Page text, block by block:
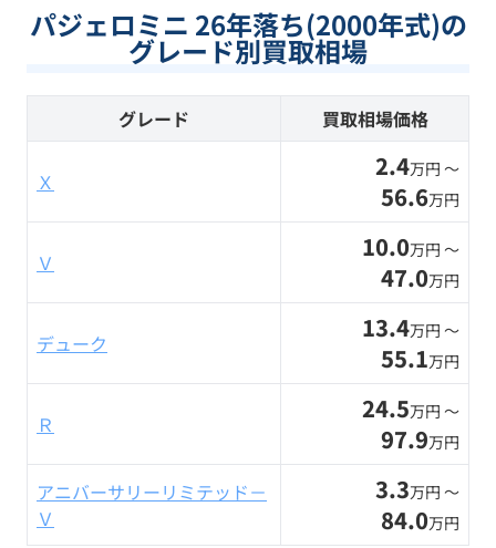
パジェロミニ 26年落ち(2000年式)の
グレード別買取相場
グレード 買取相場価格
Ｘ 2.4万円 〜
56.6万円
Ｖ 10.0万円 〜
47.0万円
デューク 13.4万円 〜
55.1万円
Ｒ 24.5万円 〜
97.9万円
アニバーサリーリミテッド－
Ｖ
3.3万円 〜
84.0万円